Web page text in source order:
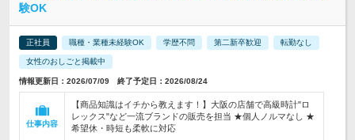
験OK
正社員 職種・業種未経験OK 学歴不問 第二新卒歓迎 転勤なし
女性のおしごと掲載中
情報更新日：2026/07/09 終了予定日：2026/08/24
仕事内容
【商品知識はイチから教えます！】大阪の店舗で高級時計"ロ
レックス"など一流ブランドの販売を担当 ★個人ノルマなし ★
希望休・時短も柔軟に対応